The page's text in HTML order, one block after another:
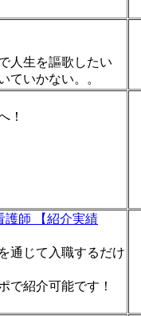
人生を謳歌したい
ていかない。。
！
護師 【紹介実績
通じて入職するだけ
で紹介可能です！